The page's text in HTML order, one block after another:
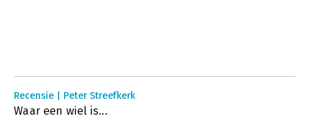
Recensie | Peter Streefkerk
Waar een wiel is...